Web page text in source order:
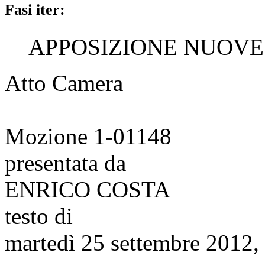
Fasi iter:
APPOSIZIONE
Atto Camera
Mozione 1-01148
presentata da
ENRICO COSTA
testo di
martedì 25 settembre